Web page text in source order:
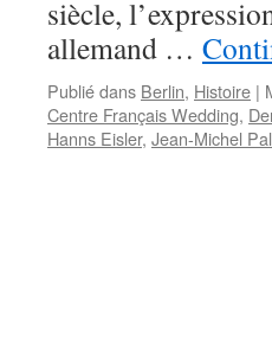
siècle,
allemand …
Publié dans Berlin, Histoire |
Centre Français Wedding,
Hanns Eisler, Jean-Michel